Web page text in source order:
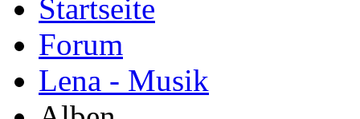
Forum
Lena - Musik